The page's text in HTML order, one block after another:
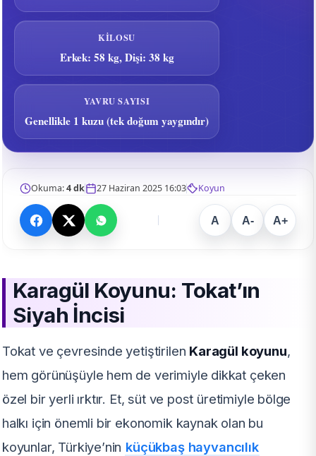
KILOSU
Erkek: 58 kg, Dişi: 38 kg
YAVRU SAYISI
Genellikle 1 kuzu (tek doğum yaygındır)
Okuma:4 dk 27 Haziran 2025 16:03 Koyun
A A- A+
Karagül Koyunu: Tokat’ın
Siyah İncisi
Tokat ve çevresinde yetiştirilen Karagül koyunu,
hem görünüşüyle hem de verimiyle dikkat çeken
özel bir yerli ırktır. Et, süt ve post üretimiyle bölge
halkı için önemli bir ekonomik kaynak olan bu
koyunlar, Türkiye’nin küçükbaş hayvancılık